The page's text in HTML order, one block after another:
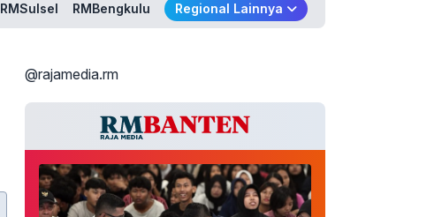
RMSulsel RMBengkulu Regional Lainnya
@rajamedia.rm